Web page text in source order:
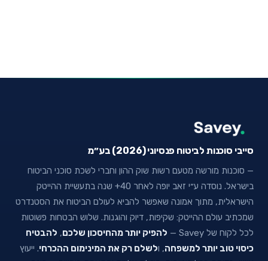
סייבי סוכנות לביטוח פנסיוני (2026) בע״מ
— סוכנות מורשה מטעם רשות שוק ההון וחברי לשכת סוכני הביטוח
בישראל. נוסדה ע״י זאב יופה לאחר 40+ שנה בתעשיית ההייטק
הישראלית, מתוך אמונה שאפשר להביא לעולם הביטוח את הסטנדרט
שמכתיב עולם ההייטק: שקיפות, דיוק והוגנות. שלוש הבטחות פשוטות
לכל לקוח של Savey —
להפיק יותר מהחיסכון שלכם, להבטיח
כיסוי טוב יותר למשפחה, ולשלם רק את המינימום ההכרחי. ייעוץ